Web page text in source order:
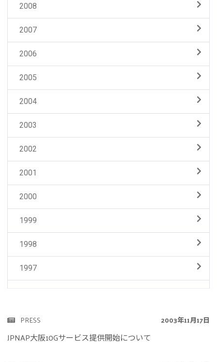
2008
2007
2006
2005
2004
2003
2002
2001
2000
1999
1998
1997
PRESS 2003年11月17日
JPNAP大阪10Gサービス提供開始について